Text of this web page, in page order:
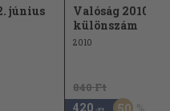
június
Valóság 2010. 1.
különszám
2010
840 Ft
420 ,-Ft